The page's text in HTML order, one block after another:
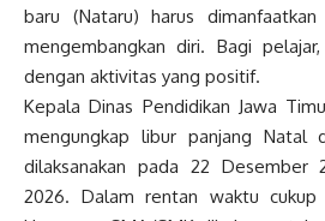
baru (Nataru) harus
mengembangkan diri. Bagi
dengan aktivitas yang positif.
Kepala Dinas Pendidikan Jawa
mengungkap libur panjang Natal
dilaksanakan pada 22 Desember
2026. Dalam rentan waktu